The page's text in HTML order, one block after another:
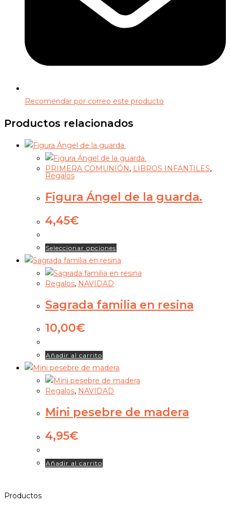
Recomendar por correo este producto
Productos relacionados
PRIMERA COMUNIÓN, LIBROS INFANTILES,
Regalos
Figura Ángel de la guarda.
4,45€
Seleccionar opciones
producto
tiene
variantes.
Las
de
Regalos, NAVIDAD
Sagrada familia en resina
10,00€
Añadir al carrito
Regalos, NAVIDAD
Mini pesebre de madera
4,95€
Añadir al carrito
Productos